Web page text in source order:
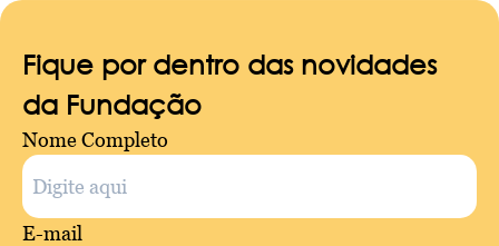
Fique por dentro das novidades
da Fundação
Nome Completo
E-mail